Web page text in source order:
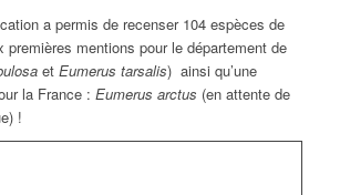
a permis de recenser 104 espèces de
premières mentions pour le département de
et Eumerus tarsalis) ainsi qu’une
la France : Eumerus arctus (en attente de
!